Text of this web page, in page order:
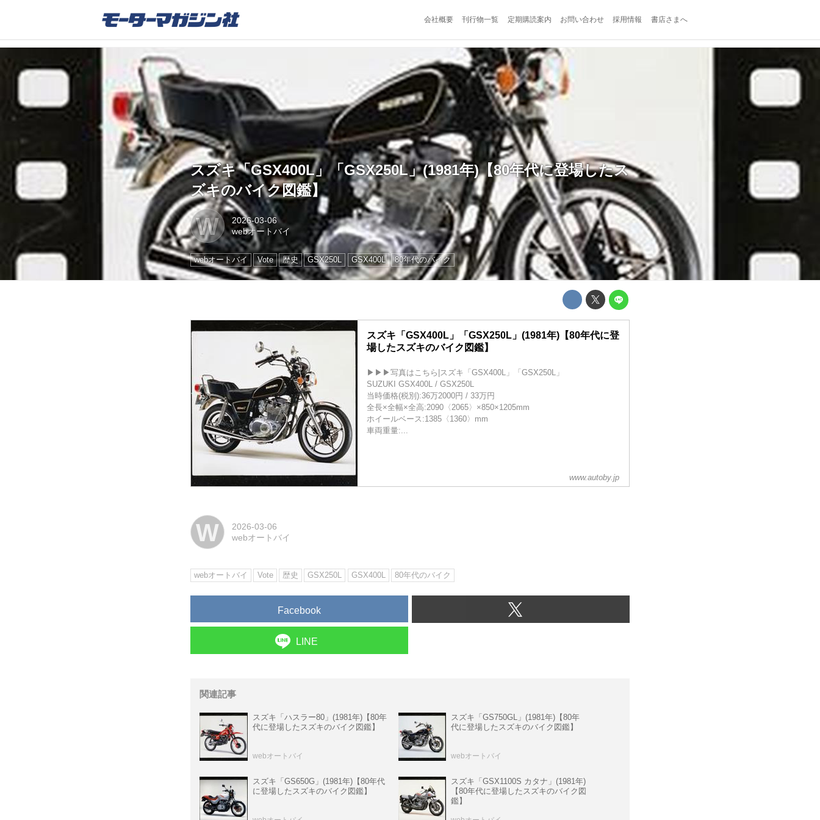
会社概要 刊行物一覧 定期購読案内 お問い合わせ 採用情報 書店さまへ
スズキ「GSX400L」「GSX250L」(1981年)【80年代に登場したス
ズキのバイク図鑑】
W
2026-03-06
webオートバイ
webオートバイ Vote 歴史 GSX250L GSX400L 80年代のバイク
スズキ「GSX400L」「GSX250L」(1981年)【80年代に登
場したスズキのバイク図鑑】
▶▶▶写真はこちら|スズキ「GSX400L」「GSX250L」
SUZUKI GSX400L / GSX250L
当時価格(税別):36万2000円 / 33万円
全長×全幅×全高:2090〈2065〉×850×1205mm
ホイールベース:1385〈1360〉mm
車両重量:...
www.autoby.jp
W
2026-03-06
webオートバイ
webオートバイ Vote 歴史 GSX250L GSX400L 80年代のバイク
Facebook
LINE
関連記事
スズキ「ハスラー80」(1981年)【80年
代に登場したスズキのバイク図鑑】
webオートバイ
スズキ「GS750GL」(1981年)【80年
代に登場したスズキのバイク図鑑】
webオートバイ
スズキ「GS650G」(1981年)【80年代
に登場したスズキのバイク図鑑】
スズキ「GSX1100S カタナ」(1981年)
【80年代に登場したスズキのバイク図
鑑】